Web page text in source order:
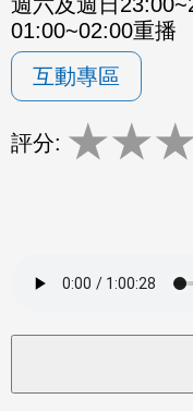
01:00~02:00重播
互動專區
評分: ★★★